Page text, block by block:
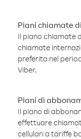
Piani chiamate
Il piano chiamate
chiamate
preferita nel
Viber.
Piani di
Il piano di
effettuare
cellulari a tariffe